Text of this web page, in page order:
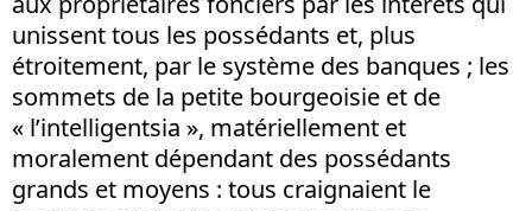
unissent tous les possédants et, plus
étroitement, par le système des banques ; les
sommets de la petite bourgeoisie et de
« l’intelligentsia », matériellement et
moralement dépendant des possédants
grands et moyens : tous craignaient le